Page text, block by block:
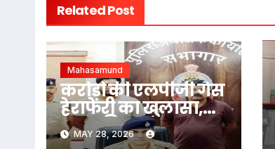
Related Post
Mahasamund
करोड़ों की एलपीजी गैस
हेराफेरी का खुलासा,
फरार पिता-पुत्र
महाराष्ट्र से गिरफ्तार
MAY 28, 2026